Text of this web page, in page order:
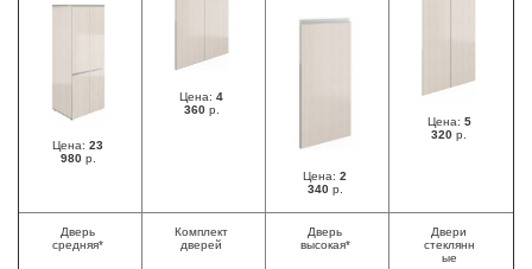
Цена: 23
980р.
Цена: 4
360р.
Цена: 2
340р.
Цена: 5
320 р.
Дверь
средняя*
Комплект
дверей
Дверь
высокая*
Двери
стеклянн
ые